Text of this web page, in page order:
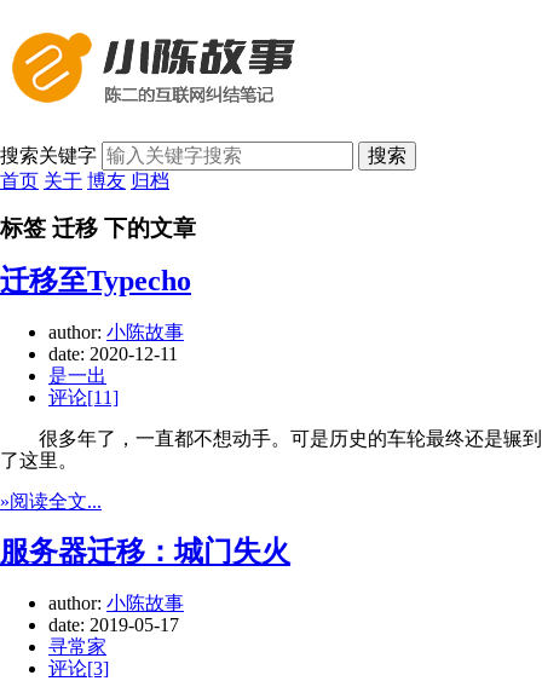
搜索关键字
搜索
首页 关于 博友 归档
标签 迁移 下的文章
迁移至Typecho
author: 小陈故事
date: 2020-12-11
是一出
评论[11]
很多年了，一直都不想动手。可是历史的车轮最终还是辗到
了这里。
»阅读全文...
服务器迁移：城门失火
author: 小陈故事
date: 2019-05-17
寻常家
评论[3]